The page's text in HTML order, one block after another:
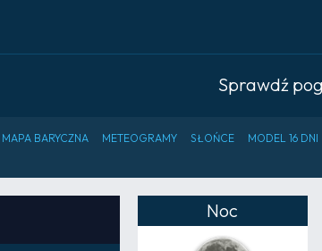
Sprawdź
MAPA BARYCZNA METEOGRAMY SŁOŃCE MODEL 16 DNI
Noc